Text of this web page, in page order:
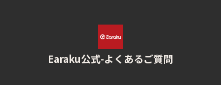
Earaku公式-よくあるご質問